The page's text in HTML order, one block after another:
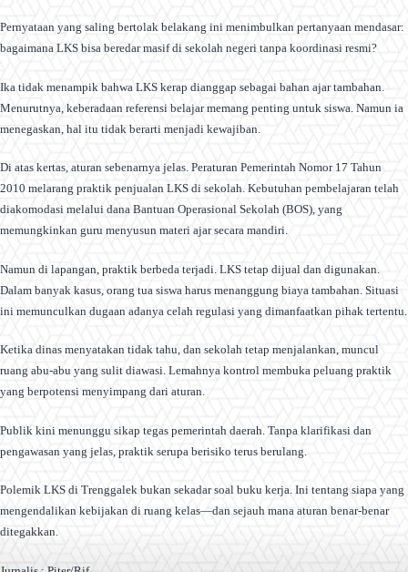
Pernyataan yang saling bertolak belakang ini menimbulkan pertanyaan mendasar:
bagaimana LKS bisa beredar masif di sekolah negeri tanpa koordinasi resmi?
Ika tidak menampik bahwa LKS kerap dianggap sebagai bahan ajar tambahan.
Menurutnya, keberadaan referensi belajar memang penting untuk siswa. Namun ia
menegaskan, hal itu tidak berarti menjadi kewajiban.
Di atas kertas, aturan sebenarnya jelas. Peraturan Pemerintah Nomor 17 Tahun
2010 melarang praktik penjualan LKS di sekolah. Kebutuhan pembelajaran telah
diakomodasi melalui dana Bantuan Operasional Sekolah (BOS), yang
memungkinkan guru menyusun materi ajar secara mandiri.
Namun di lapangan, praktik berbeda terjadi. LKS tetap dijual dan digunakan.
Dalam banyak kasus, orang tua siswa harus menanggung biaya tambahan. Situasi
ini memunculkan dugaan adanya celah regulasi yang dimanfaatkan pihak tertentu.
Ketika dinas menyatakan tidak tahu, dan sekolah tetap menjalankan, muncul
ruang abu-abu yang sulit diawasi. Lemahnya kontrol membuka peluang praktik
yang berpotensi menyimpang dari aturan.
Publik kini menunggu sikap tegas pemerintah daerah. Tanpa klarifikasi dan
pengawasan yang jelas, praktik serupa berisiko terus berulang.
Polemik LKS di Trenggalek bukan sekadar soal buku kerja. Ini tentang siapa yang
mengendalikan kebijakan di ruang kelas—dan sejauh mana aturan benar-benar
ditegakkan.